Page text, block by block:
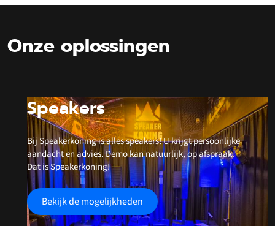
Onze oplossingen
Speakers
Bij Speakerkoning is alles speakers! U krijgt persoonlijke
aandacht en advies. Demo kan natuurlijk, op afspraak.
Dat is Speakerkoning!
Bekijk de mogelijkheden